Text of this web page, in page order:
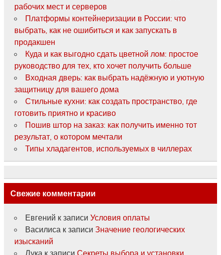
рабочих мест и серверов
Платформы контейнеризации в России: что
выбрать, как не ошибиться и как запускать в
продакшен
Куда и как выгодно сдать цветной лом: простое
руководство для тех, кто хочет получить больше
Входная дверь: как выбрать надёжную и уютную
защитницу для вашего дома
Стильные кухни: как создать пространство, где
готовить приятно и красиво
Пошив штор на заказ: как получить именно тот
результат, о котором мечтали
Типы хладагентов, используемых в чиллерах
Свежие комментарии
Евгений к записи Условия оплаты
Василиса к записи Значение геологических
изысканий
Лука к записи Секреты выбора и установки